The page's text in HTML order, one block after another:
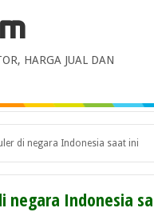
HARGA JUAL DAN
di negara Indonesia saat ini
negara Indonesia